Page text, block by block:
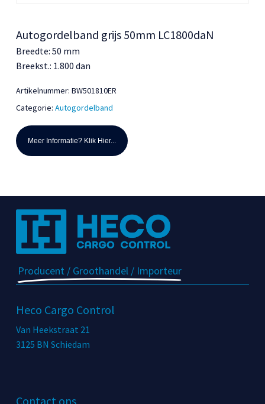
Autogordelband grijs 50mm LC1800daN
Breedte: 50 mm
Breekst.: 1.800 dan
Artikelnummer: BW501810ER
Categorie: Autogordelband
Meer Informatie? Klik Hier...
Producent / Groothandel / Importeur
Heco Cargo Control
Van Heekstraat 21
3125 BN Schiedam
Contact ons